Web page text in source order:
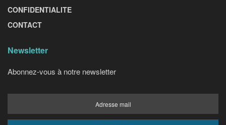
CONFIDENTIALITE
CONTACT
Newsletter
Abonnez-vous à notre newsletter